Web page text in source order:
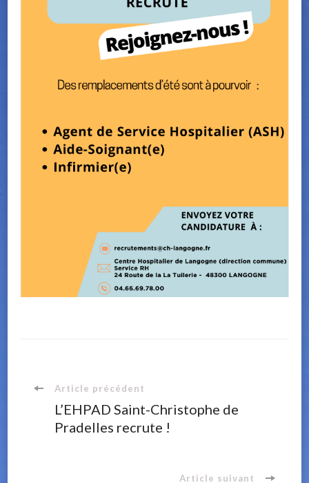
Navigation
d'article
Article précédent
L’EHPAD Saint-Christophe de
Pradelles recrute !
Article suivant